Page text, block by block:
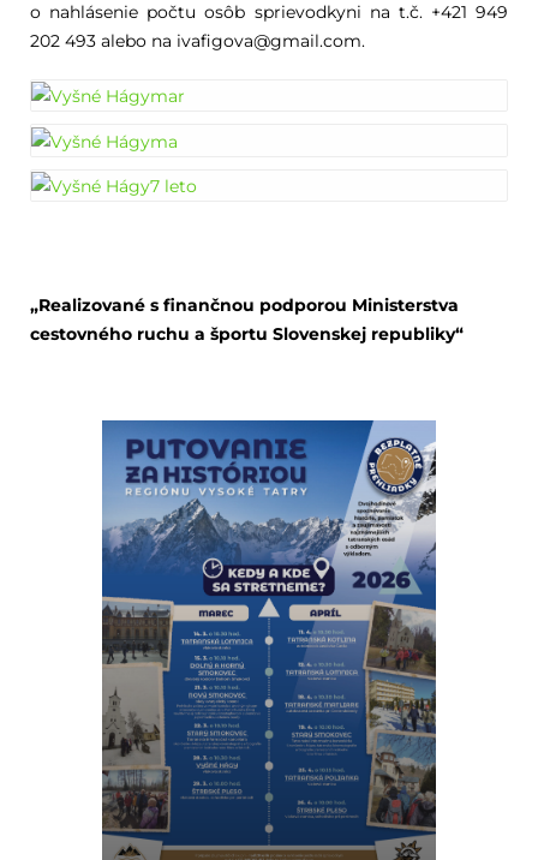
o nahlásenie počtu osôb sprievodkyni na t.č. +421 949
202 493 alebo na ivafigova@gmail.com.
„Realizované s finančnou podporou Ministerstva
cestovného ruchu a športu Slovenskej republiky“